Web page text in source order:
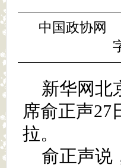
中国政协网
新华网北
席俞正声27
拉。
俞正声说